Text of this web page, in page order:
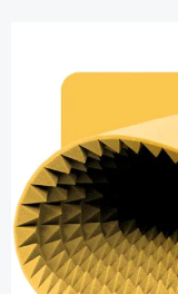
afbeeldingen-
gallerij